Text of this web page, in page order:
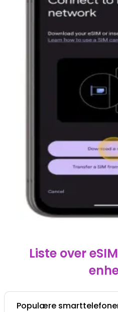
Liste over
Populære